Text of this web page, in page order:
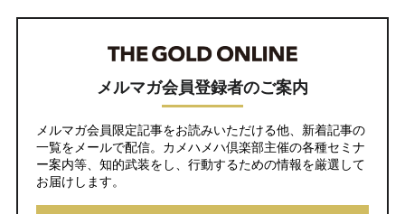
メルマガ会員登録者のご案内
メルマガ会員限定記事をお読みいただける他、新着記事の
一覧をメールで配信。カメハメハ倶楽部主催の各種セミナ
ー案内等、知的武装をし、行動するための情報を厳選して
お届けします。